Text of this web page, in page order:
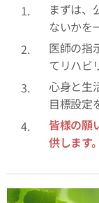
まずは、
ないかを
医師の指
てリハビ
心身と生
目標設定
皆様の願
供します。